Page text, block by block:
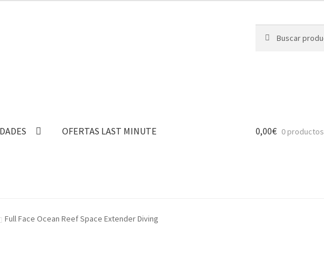
por:
OFERTAS LAST MINUTE 0,00€ 0 productos
Full Face Ocean Reef Space Extender Diving